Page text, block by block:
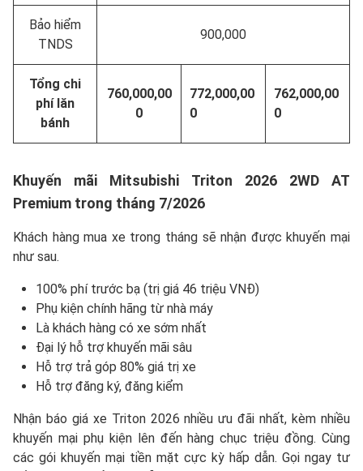
Bảo hiểm
TNDS
900,000
Tổng chi
phí lăn
bánh
760,000,00
0
772,000,00
0
762,000,00
0
Khuyến mãi Mitsubishi Triton 2026 2WD AT
Premium trong tháng 7/2026
Khách hàng mua xe trong tháng sẽ nhận được khuyến mại
như sau.
100% phí trước bạ (trị giá 46 triệu VNĐ)
Phụ kiện chính hãng từ nhà máy
Là khách hàng có xe sớm nhất
Đại lý hỗ trợ khuyến mãi sâu
Hỗ trợ trả góp 80% giá trị xe
Hỗ trợ đăng ký, đăng kiểm
Nhận báo giá xe Triton 2026 nhiều ưu đãi nhất, kèm nhiều
khuyến mại phụ kiện lên đến hàng chục triệu đồng. Cùng
các gói khuyến mại tiền mặt cực kỳ hấp dẫn. Gọi ngay tư